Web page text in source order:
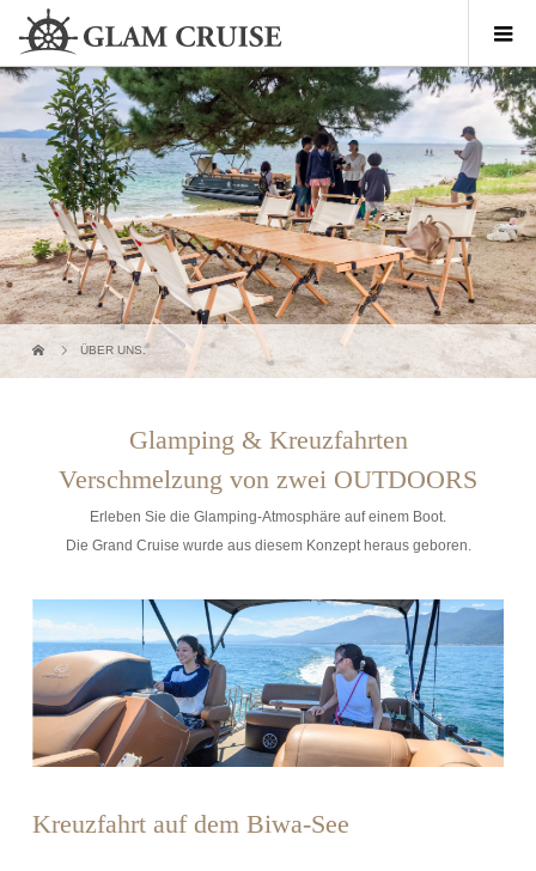
ÜBER UNS.
Glamping & Kreuzfahrten
Verschmelzung von zwei OUTDOORS
Erleben Sie die Glamping-Atmosphäre auf einem Boot.
Die Grand Cruise wurde aus diesem Konzept heraus geboren.
Kreuzfahrt auf dem Biwa-See